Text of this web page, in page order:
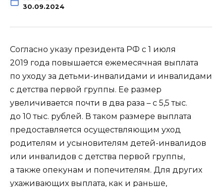
30.09.2024
Согласно указу президента РФ с 1 июля
2019 года повышается ежемесячная выплата
по уходу за детьми-инвалидами и инвалидами
с детства первой группы. Ее размер
увеличивается почти в два раза – с 5,5 тыс.
до 10 тыс. рублей. В таком размере выплата
предоставляется осуществляющим уход
родителям и усыновителям детей-инвалидов
или инвалидов с детства первой группы,
а также опекунам и попечителям. Для других
ухаживающих выплата, как и раньше,